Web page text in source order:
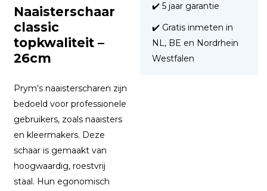
Naaisterschaar
classic
topkwaliteit –
26cm
Prym’s naaisterscharen zijn
bedoeld voor professionele
gebruikers, zoals naaisters
en kleermakers. Deze
schaar is gemaakt van
hoogwaardig, roestvrij
staal. Hun egonomisch
✔️ 5 jaar garantie
✔️ Gratis inmeten in
NL, BE en Nordrhein
Westfalen